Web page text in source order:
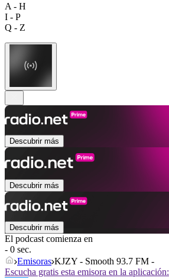
A - H
I - P
Q - Z
Descubrir más
Descubrir más
Descubrir más
El podcast comienza en
- 0 sec.
Emisoras KJZY - Smooth 93.7 FM -
Escucha gratis esta emisora en la aplicación: